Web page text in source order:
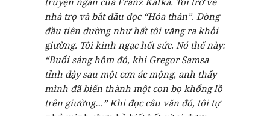
nhà trọ và bắt đầu đọc “Hóa thân”. Dòng
đầu tiên dường như hất tôi văng ra khỏi
giường. Tôi kinh ngạc hết sức. Nó thế này:
“Buổi sáng hôm đó, khi Gregor Samsa
tỉnh dậy sau một cơn ác mộng, anh thấy
mình đã biến thành một con bọ khổng lồ
trên giường…” Khi đọc câu văn đó, tôi tự